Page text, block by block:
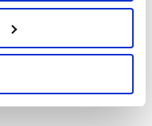
bilgi için
Bilgilendirme